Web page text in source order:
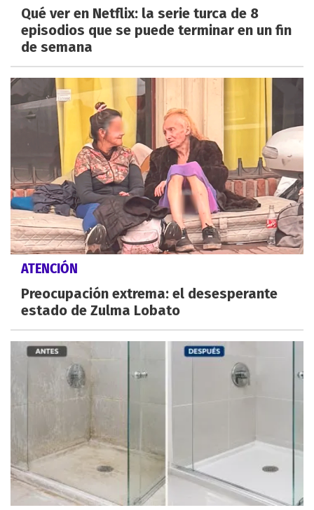
Qué ver en Netflix: la serie turca de 8
episodios que se puede terminar en un fin
de semana
ATENCIÓN
Preocupación extrema: el desesperante
estado de Zulma Lobato